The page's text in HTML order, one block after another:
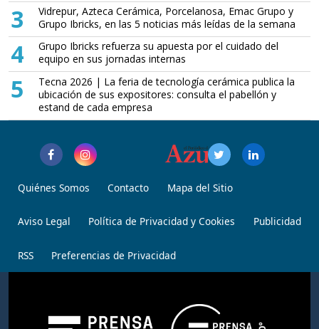
3
Vidrepur, Azteca Cerámica, Porcelanosa, Emac Grupo y
Grupo Ibricks, en las 5 noticias más leídas de la semana
4
Grupo Ibricks refuerza su apuesta por el cuidado del
equipo en sus jornadas internas
5
Tecna 2026 | La feria de tecnología cerámica publica la
ubicación de sus expositores: consulta el pabellón y
estand de cada empresa
Quiénes Somos Contacto Mapa del Sitio
Aviso Legal Política de Privacidad y Cookies Publicidad
RSS Preferencias de Privacidad